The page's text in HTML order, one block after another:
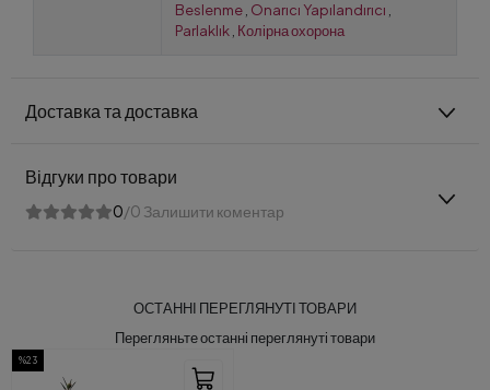
Beslenme Onarıcı Yapılandırıcı
Parlaklık Колірна охорона
Доставка та доставка
Відгуки про товари
0/0 Залишити коментар
ОСТАННІ ПЕРЕГЛЯНУТІ ТОВАРИ
Перегляньте останні переглянуті товари
%23